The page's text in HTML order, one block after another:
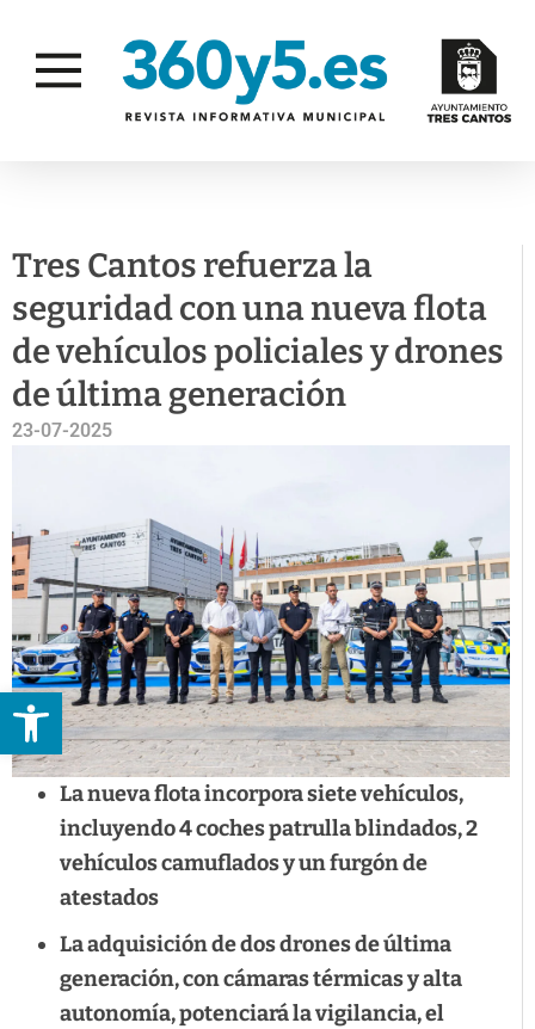
Abrir barra de herramientas
Tres Cantos refuerza la
seguridad con una nueva flota
de vehículos policiales y drones
de última generación
23-07-2025
La nueva flota incorpora siete vehículos,
incluyendo 4 coches patrulla blindados, 2
vehículos camuflados y un furgón de
atestados
La adquisición de dos drones de última
generación, con cámaras térmicas y alta
autonomía, potenciará la vigilancia, el